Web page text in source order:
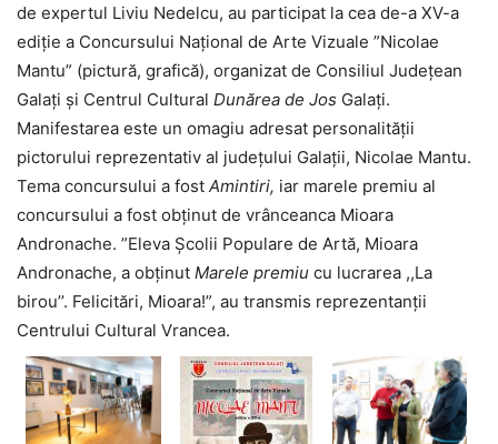
de expertul Liviu Nedelcu, au participat la cea de-a XV-a
ediție a Concursului Naţional de Arte Vizuale ”Nicolae
Mantu” (pictură, grafică), organizat de Consiliul Județean
Galați și Centrul Cultural Dunărea de Jos Galați.
Manifestarea este un omagiu adresat personalității
pictorului reprezentativ al județului Galații, Nicolae Mantu.
Tema concursului a fost Amintiri, iar marele premiu al
concursului a fost obținut de vrânceanca Mioara
Andronache. ”Eleva Școlii Populare de Artă, Mioara
Andronache, a obținut Marele premiu cu lucrarea ,,La
birou’’. Felicitări, Mioara!”, au transmis reprezentanții
Centrului Cultural Vrancea.